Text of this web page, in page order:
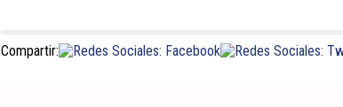
Compartir: